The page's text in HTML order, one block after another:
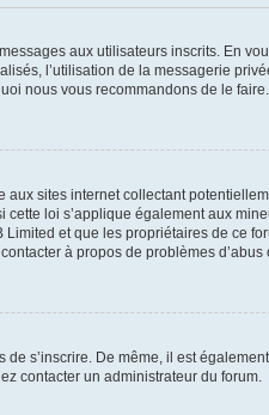
aux utilisateurs inscrits. En
l’utilisation de la messagerie
nous vous recommandons de le faire.
sites internet collectant
loi s’applique également aux
et que les propriétaires de ce
à propos de problèmes d’abus
s’inscrire. De même, il est
contacter un administrateur du forum.